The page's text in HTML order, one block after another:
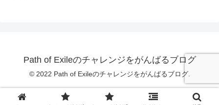
Path of Exileのチャレンジをがんばるブログ
© 2022 Path of Exileのチャレンジをがんばるブログ.